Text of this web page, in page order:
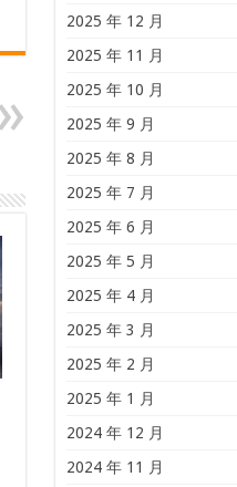
2025 年 12 月
2025 年 11 月
2025 年 10 月
2025 年 9 月
2025 年 8 月
2025 年 7 月
2025 年 6 月
2025 年 5 月
2025 年 4 月
2025 年 3 月
2025 年 2 月
2025 年 1 月
2024 年 12 月
2024 年 11 月